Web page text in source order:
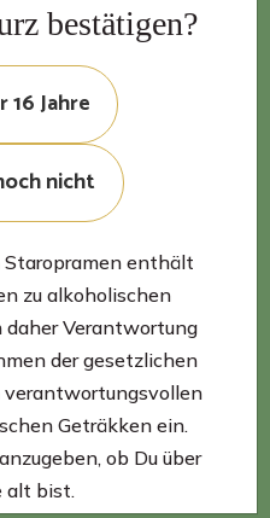
und Bierspezialitäten
gruppe.de
bestätigen?
16 Jahre
nicht
enthält
zu alkoholischen
Verantwortung
der gesetzlichen
verantwortungsvollen
Geträkken ein.
ob Du über
alt bist.